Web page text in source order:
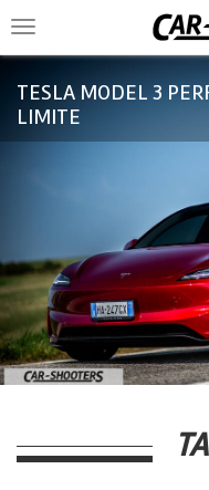
Toggle
navigation
TESLA MODEL 3
LIMITE